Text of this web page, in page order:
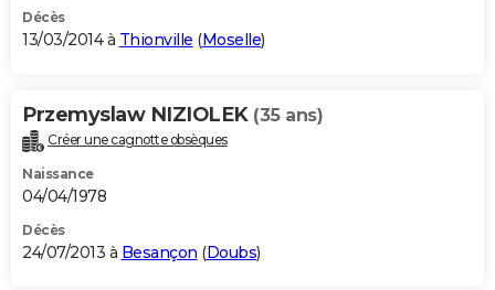
Décès
13/03/2014 à Thionville (Moselle)
Przemyslaw NIZIOLEK (35 ans)
Créer une cagnotte obsèques
Naissance
04/04/1978
Décès
24/07/2013 à Besançon (Doubs)